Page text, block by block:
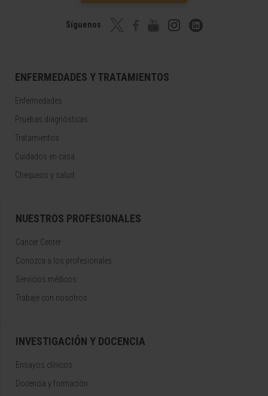
Síguenos
ENFERMEDADES Y TRATAMIENTOS
Enfermedades
Pruebas diagnósticas
Tratamientos
Cuidados en casa
Chequeos y salud
NUESTROS PROFESIONALES
Cancer Center
Conozca a los profesionales
Servicios médicos
Trabaje con nosotros
INVESTIGACIÓN Y DOCENCIA
Ensayos clínicos
Docencia y formación